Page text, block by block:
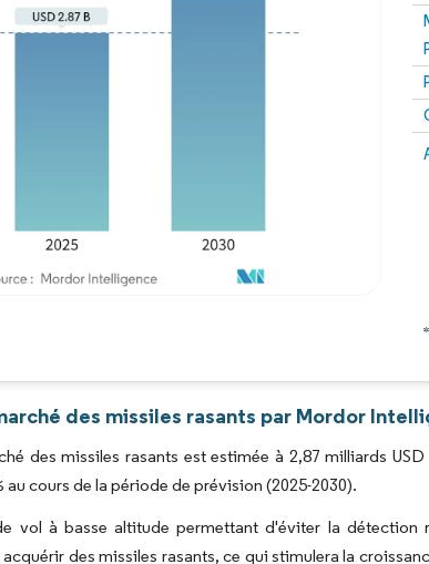
des missiles rasants par Mordor
des missiles rasants est estimée à 2,87 milliards
au cours de la période de prévision (2025-2030).
vol à basse altitude permettant d'éviter la détection
des missiles rasants, ce qui stimulera la